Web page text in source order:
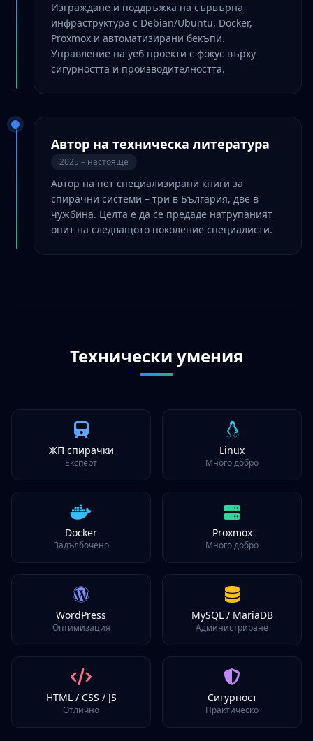
Изграждане и поддръжка на сървърна
инфраструктура с Debian/Ubuntu, Docker,
Proxmox и автоматизирани бекъпи.
Управление на уеб проекти с фокус върху
сигурността и производителността.
Автор на техническа литература
2025 – настояще
Автор на пет специализирани книги за
спирачни системи – три в България, две в
чужбина. Целта е да се предаде натрупаният
опит на следващото поколение специалисти.
Технически умения
ЖП спирачки
Експерт
Linux
Много добро
Docker
Задълбочено
Proxmox
Много добро
WordPress
Оптимизация
MySQL / MariaDB
Администриране
HTML / CSS / JS
Отлично
Сигурност
Практическо